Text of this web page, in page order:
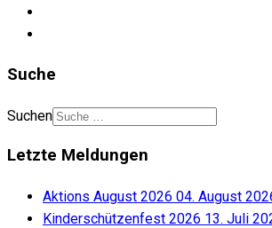
Suche
Suchen
Letzte Meldungen
Aktions August 2026 04. August
Kinderschützenfest 2026 13. Juli